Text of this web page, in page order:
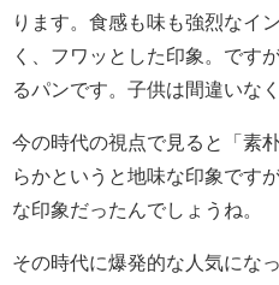
ります。食感も味も強烈なイ
く、フワッとした印象。です
るパンです。子供は間違いな
今の時代の視点で見ると「素
らかというと地味な印象です
な印象だったんでしょうね。
その時代に爆発的な人気にな